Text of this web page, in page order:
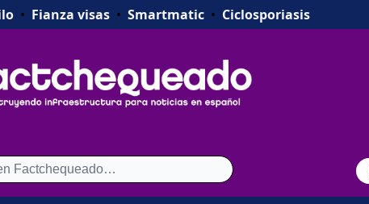
• Fianza visas• Smartmatic• Ciclosporiasis